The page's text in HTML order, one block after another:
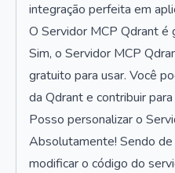
integração perfeita em
O Servidor MCP Qdrant é
Sim, o Servidor MCP
gratuito para usar. Você
da Qdrant e contribuir
Posso personalizar o
Absolutamente! Sendo
modificar o código do